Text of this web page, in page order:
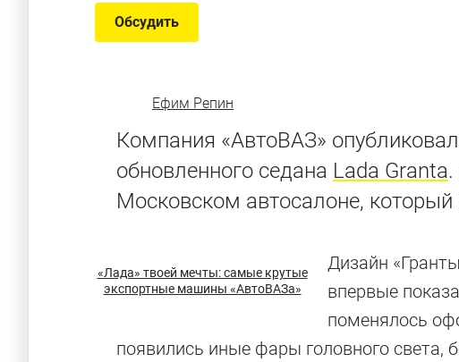
Обсудить
Ефим Репин
Компания «АвтоВАЗ»
обновленного седана Lada Granta
Московском автосалоне, который
«Лада» твоей мечты: самые крутые
экспортные машины «АвтоВАЗа»
Дизайн
впервые
поменялось
появились иные фары головного света,